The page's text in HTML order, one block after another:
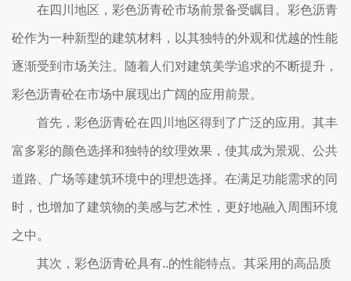
在四川地区，彩色沥青砼市场前景备受瞩目。彩色沥青
砼作为一种新型的建筑材料，以其独特的外观和优越的性能
逐渐受到市场关注。随着人们对建筑美学追求的不断提升，
彩色沥青砼在市场中展现出广阔的应用前景。
首先，彩色沥青砼在四川地区得到了广泛的应用。其丰
富多彩的颜色选择和独特的纹理效果，使其成为景观、公共
道路、广场等建筑环境中的理想选择。在满足功能需求的同
时，也增加了建筑物的美感与艺术性，更好地融入周围环境
之中。
其次，彩色沥青砼具有..的性能特点。其采用的高品质